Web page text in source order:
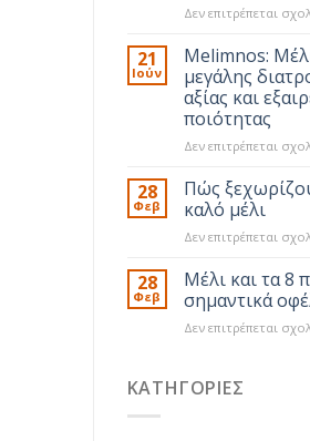
Δεν επιτρέπεται
21
Ιούν
Melimnos:
μεγάλης
αξίας και
ποιότητας
Δεν επιτρέπεται
28
Φεβ
Πώς
καλό μέλι
Δεν επιτρέπεται
28
Φεβ
Μέλι και τα 8
σημαντικά
Δεν επιτρέπεται
KΑΤΗΓΟΡΊΕΣ